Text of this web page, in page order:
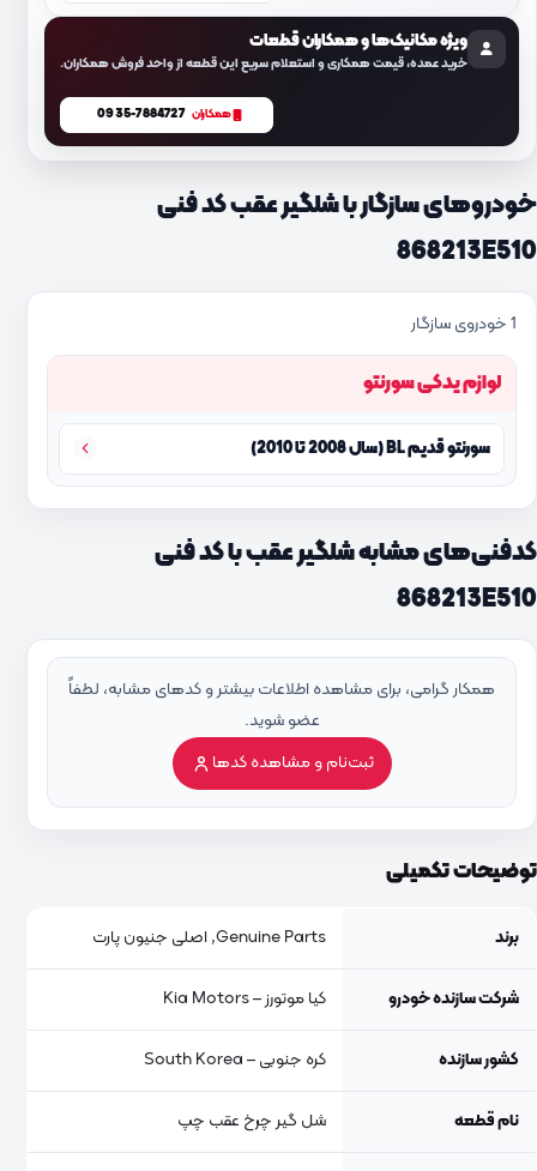
ویژه مکانیک‌ها و همکاران قطعات
خرید عمده، قیمت همکاری و استعلام سریع این قطعه از واحد فروش همکاران.
همکاران 0935-7884727
خودروهای سازگار با شلگیر عقب کد فنی
868213E510
1 خودروی سازگار
لوازم یدکی سورنتو
سورنتو قدیم BL (سال 2008 تا 2010)
کدفنی‌های مشابه شلگیر عقب با کد فنی
868213E510
همکار گرامی، برای مشاهده اطلاعات بیشتر و کدهای مشابه، لطفاً
عضو شوید.
ثبت‌نام و مشاهده کدها
توضیحات تکمیلی
برند Genuine Parts, اصلی جنیون پارت
شرکت سازنده خودرو کیا موتورز – Kia Motors
کشور سازنده کره جنوبی – South Korea
نام قطعه شل گیر چرخ عقب چپ